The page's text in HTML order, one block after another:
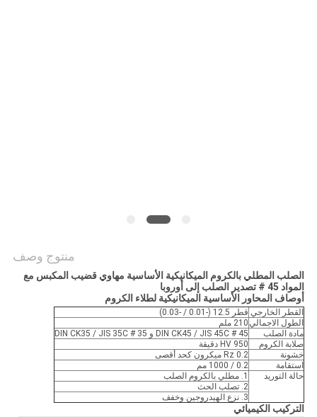
منتوج وصف
الصلب المطلي بالكروم الميكانيكية الأساسية مهاوي قضيب المكبس مع
المواد 45 # تصدير الصلب إلى أوروبا
أوصاف المحاور الأساسية الميكانيكية لطلاء الكروم
القطر الخارجي قطر 12.5 (-0.01 / -0.03)
الطول الاجمالي210 ملم
مادة الصلب
45 # DIN CK45 / JIS 45C و 35 # DIN CK35 / JIS 35C
صلابة الكروم
950 HV دقيقة
خشونة
Rz 0.2 ميكرون كحد أقصى
استقامة
0.2 / 1000 مم
حالة التوريد
1. مطلي بالكروم الصلب
2. تصلب الحث
3. نزع الهيدروجين وخفف
التركيب الكيميائي